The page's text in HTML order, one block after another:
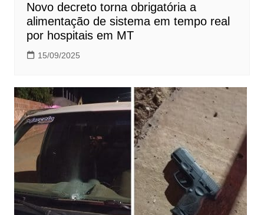
Novo decreto torna obrigatória a
alimentação de sistema em tempo real
por hospitais em MT
15/09/2025